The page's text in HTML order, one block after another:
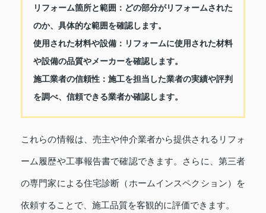
リフォーム箇所と範囲： どの部分がリフォームされた
のか、具体的な範囲を確認します。
使用された材料や設備： リフォームに使用された材料
や設備の品質やメーカーを確認します。
施工業者の信頼性： 施工を担当した業者の実績や評判
を調べ、信頼できる業者か確認します。
これらの情報は、売主や仲介業者から提供されるリフォ
ーム履歴や工事報告書で確認できます。さらに、第三者
の専門家による住宅診断（ホームインスペクション）を
依頼することで、施工品質を客観的に評価できます。